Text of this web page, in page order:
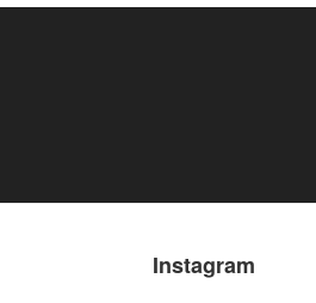
Instagram